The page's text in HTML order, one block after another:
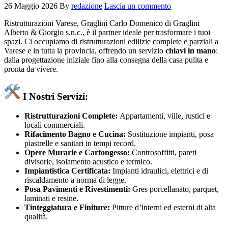
26 Maggio 2026 By redazione Lascia un commento
Ristrutturazioni Varese, Graglini Carlo Domenico di Graglini
Alberto & Giorgio s.n.c., è il partner ideale per trasformare i tuoi
spazi. Ci occupiamo di ristrutturazioni edilizie complete e parziali a
Varese e in tutta la provincia, offrendo un servizio chiavi in mano:
dalla progettazione iniziale fino alla consegna della casa pulita e
pronta da vivere.
I Nostri Servizi:
Ristrutturazioni Complete: Appartamenti, ville, rustici e
locali commerciali.
Rifacimento Bagno e Cucina: Sostituzione impianti, posa
piastrelle e sanitari in tempi record.
Opere Murarie e Cartongesso: Controsoffitti, pareti
divisorie, isolamento acustico e termico.
Impiantistica Certificata: Impianti idraulici, elettrici e di
riscaldamento a norma di legge.
Posa Pavimenti e Rivestimenti: Gres porcellanato, parquet,
laminati e resine.
Tinteggiatura e Finiture: Pitture d’interni ed esterni di alta
qualità.